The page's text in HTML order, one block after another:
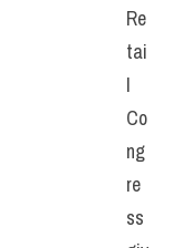
Re
tai
l
Co
ng
re
ss